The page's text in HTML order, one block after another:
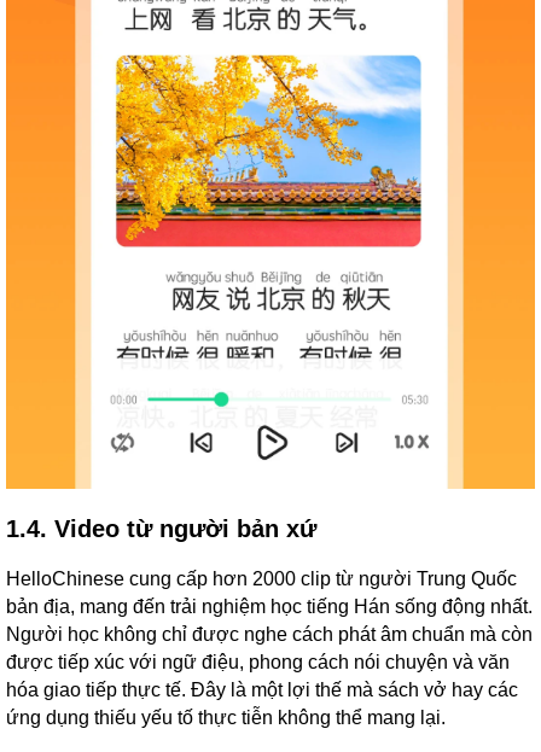
1.4. Video từ người bản xứ
HelloChinese cung cấp hơn 2000 clip từ người Trung Quốc
bản địa, mang đến trải nghiệm học tiếng Hán sống động nhất.
Người học không chỉ được nghe cách phát âm chuẩn mà còn
được tiếp xúc với ngữ điệu, phong cách nói chuyện và văn
hóa giao tiếp thực tế. Đây là một lợi thế mà sách vở hay các
ứng dụng thiếu yếu tố thực tiễn không thể mang lại.